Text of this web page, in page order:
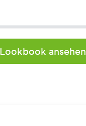
Lookbook ansehen